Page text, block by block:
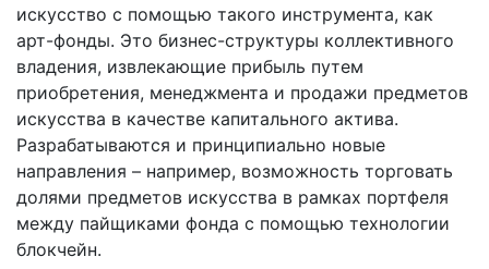
искусство с помощью такого инструмента, как
арт-фонды. Это бизнес-структуры коллективного
владения, извлекающие прибыль путем
приобретения, менеджмента и продажи предметов
искусства в качестве капитального актива.
Разрабатываются и принципиально новые
направления – например, возможность торговать
долями предметов искусства в рамках портфеля
между пайщиками фонда с помощью технологии
блокчейн.